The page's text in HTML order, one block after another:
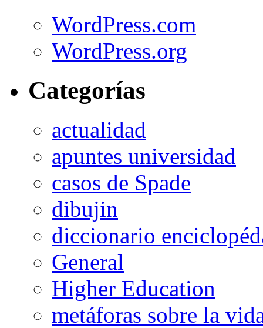
WordPress.com
WordPress.org
Categorías
actualidad
apuntes universidad
casos de Spade
dibujin
diccionario
General
Higher Education
metáforas sobre la